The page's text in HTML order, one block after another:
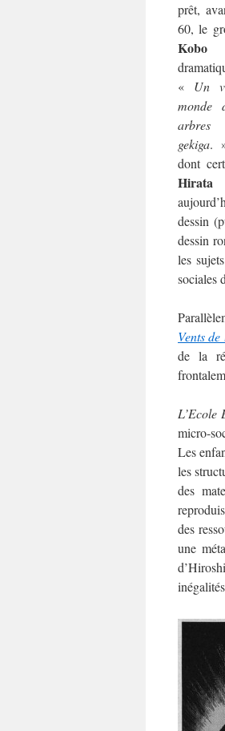
prêt,
60, le
Kobo
« Un
monde
arbres
gekiga.
dont
Hirata
dessin
dessin
les
sociales
Vents
de la
L’Ecole
micro-
Les
les
des
des
une